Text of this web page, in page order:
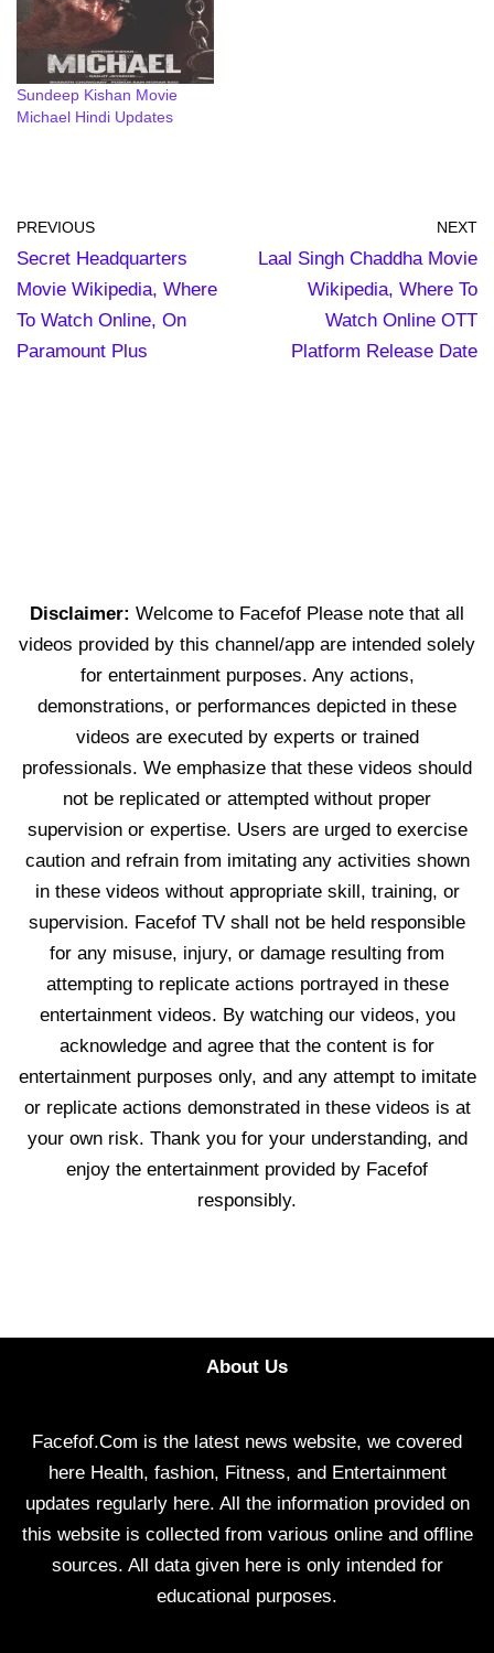
Sundeep Kishan Movie
Michael Hindi Updates
PREVIOUS
Secret Headquarters
Movie Wikipedia, Where
To Watch Online, On
Paramount Plus
NEXT
Laal Singh Chaddha Movie
Wikipedia, Where To
Watch Online OTT
Platform Release Date
Disclaimer: Welcome to Facefof Please note that all
videos provided by this channel/app are intended solely
for entertainment purposes. Any actions,
demonstrations, or performances depicted in these
videos are executed by experts or trained
professionals. We emphasize that these videos should
not be replicated or attempted without proper
supervision or expertise. Users are urged to exercise
caution and refrain from imitating any activities shown
in these videos without appropriate skill, training, or
supervision. Facefof TV shall not be held responsible
for any misuse, injury, or damage resulting from
attempting to replicate actions portrayed in these
entertainment videos. By watching our videos, you
acknowledge and agree that the content is for
entertainment purposes only, and any attempt to imitate
or replicate actions demonstrated in these videos is at
your own risk. Thank you for your understanding, and
enjoy the entertainment provided by Facefof
responsibly.
About Us
Facefof.Com is the latest news website, we covered
here Health, fashion, Fitness, and Entertainment
updates regularly here. All the information provided on
this website is collected from various online and offline
sources. All data given here is only intended for
educational purposes.